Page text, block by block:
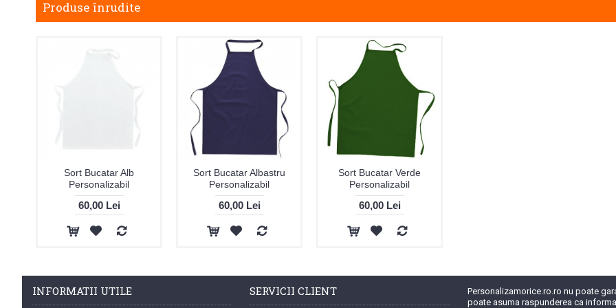
Produse înrudite
Sort Bucatar Alb
Personalizabil
60,00 Lei
Sort Bucatar Albastru
Personalizabil
60,00 Lei
Sort Bucatar Verde
Personalizabil
60,00 Lei
INFORMATII UTILE SERVICII CLIENT
Personalizamorice.ro.ro nu poate
poate asuma raspunderea ca